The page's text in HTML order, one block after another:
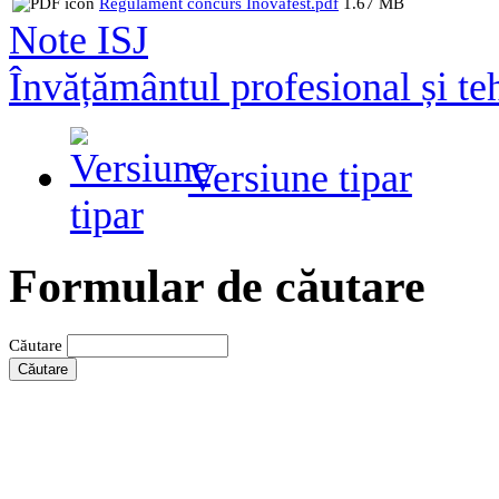
Note ISJ
Învățământul profesional și
Versiune tipar
Formular de căutare
Căutare